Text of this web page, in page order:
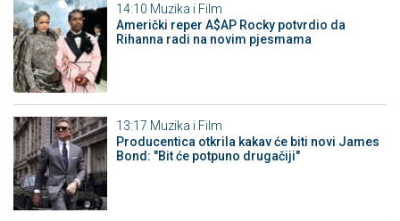
14:10 Muzika i Film
Američki reper A$AP Rocky potvrdio da
Rihanna radi na novim pjesmama
13:17 Muzika i Film
Producentica otkrila kakav će biti novi James
Bond: "Bit će potpuno drugačiji"